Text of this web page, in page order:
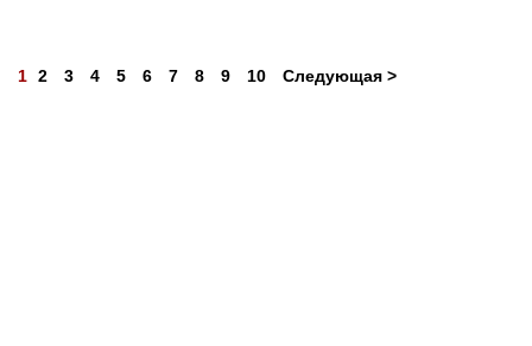
1 2 3 4 5 6 7 8 9 10 Следующая >